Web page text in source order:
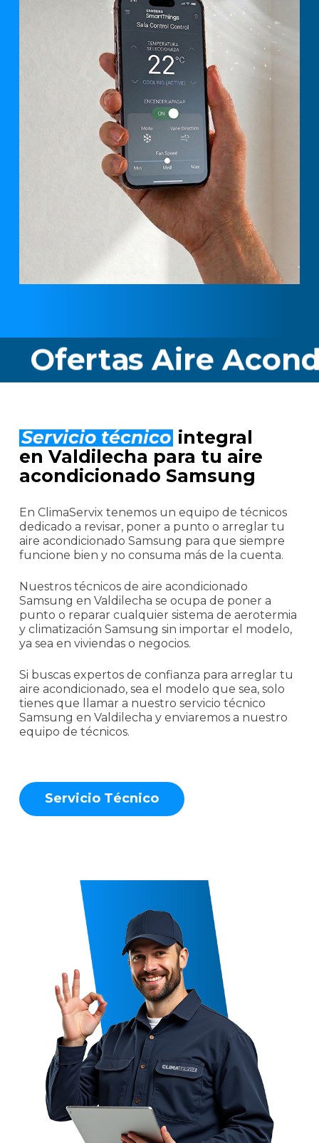
Aire
Servicio técnico integral
en Valdilecha para tu aire
acondicionado Samsung
En ClimaServix tenemos un equipo de técnicos
dedicado a revisar, poner a punto o arreglar tu
aire acondicionado Samsung para que siempre
funcione bien y no consuma más de la cuenta.
Nuestros técnicos de aire acondicionado
Samsung en Valdilecha se ocupa de poner a
punto o reparar cualquier sistema de aerotermia
y climatización Samsung sin importar el modelo,
ya sea en viviendas o negocios.
Si buscas expertos de confianza para arreglar tu
aire acondicionado, sea el modelo que sea, solo
tienes que llamar a nuestro servicio técnico
Samsung en Valdilecha y enviaremos a nuestro
equipo de técnicos.
Servicio Técnico